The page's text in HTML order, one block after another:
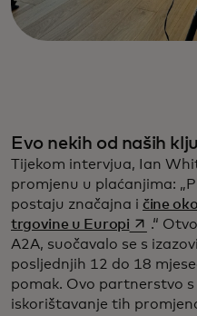
Evo nekih od naših
Tijekom intervjua, Ian
promjenu u plaćanjima:
postaju značajna i čine
trgovine u Europiopens in
.“
A2A, suočavalo se s
posljednjih 12 do 18
pomak. Ovo partnerstvo
iskorištavanje tih